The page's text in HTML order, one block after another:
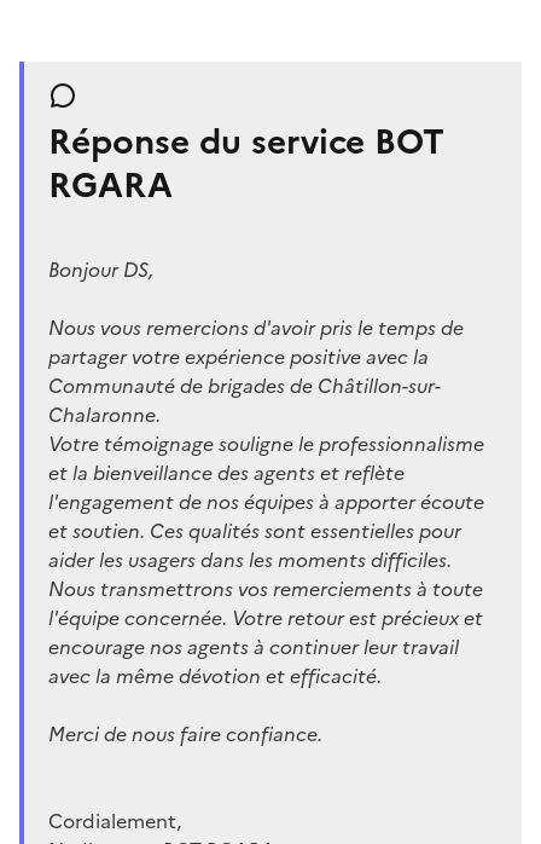
Réponse du service BOT
RGARA
Bonjour DS,
Nous vous remercions d'avoir pris le temps de
partager votre expérience positive avec la
Communauté de brigades de Châtillon-sur-
Chalaronne.
Votre témoignage souligne le professionnalisme
et la bienveillance des agents et reflète
l'engagement de nos équipes à apporter écoute
et soutien. Ces qualités sont essentielles pour
aider les usagers dans les moments difficiles.
Nous transmettrons vos remerciements à toute
l'équipe concernée. Votre retour est précieux et
encourage nos agents à continuer leur travail
avec la même dévotion et efficacité.
Merci de nous faire confiance.
Cordialement,